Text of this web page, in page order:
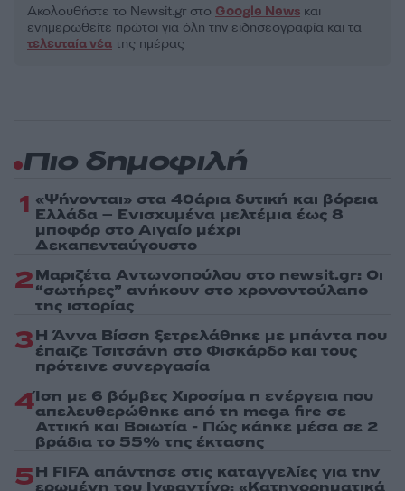
Ακολουθήστε το Νewsit.gr στο Google News και
ενημερωθείτε πρώτοι για όλη την ειδησεογραφία και τα
τελευταία νέα της ημέρας
Πιο δημοφιλή
1 «Ψήνονται» στα 40άρια δυτική και βόρεια
Ελλάδα – Ενισχυμένα μελτέμια έως 8
μποφόρ στο Αιγαίο μέχρι
Δεκαπενταύγουστο
2Μαριζέτα Αντωνοπούλου στο newsit.gr: Οι
“σωτήρες” ανήκουν στο χρονοντούλαπο
της ιστορίας
3Η Άννα Βίσση ξετρελάθηκε με μπάντα που
έπαιζε Τσιτσάνη στο Φισκάρδο και τους
πρότεινε συνεργασία
4Ίση με 6 βόμβες Χιροσίμα η ενέργεια που
απελευθερώθηκε από τη mega fire σε
Αττική και Βοιωτία - Πώς κάηκε μέσα σε 2
βράδια το 55% της έκτασης
5Η FIFA απάντησε στις καταγγελίες για την